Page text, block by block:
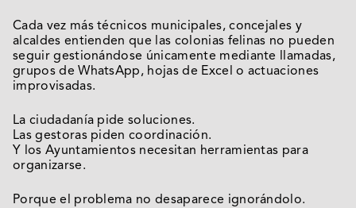
Cada vez más técnicos municipales, concejales y
alcaldes entienden que las colonias felinas no pueden
seguir gestionándose únicamente mediante llamadas,
grupos de WhatsApp, hojas de Excel o actuaciones
improvisadas.
La ciudadanía pide soluciones.
Las gestoras piden coordinación.
Y los Ayuntamientos necesitan herramientas para
organizarse.
Porque el problema no desaparece ignorándolo.